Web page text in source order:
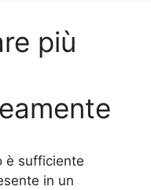
più
è sufficiente
in un